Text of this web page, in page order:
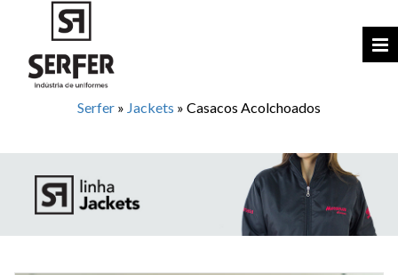
Serfer » Jackets » Casacos Acolchoados